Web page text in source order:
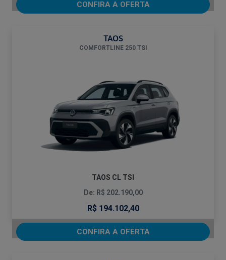
CONFIRA A OFERTA
TAOS
COMFORTLINE 250 TSI
TAOS CL TSI
De: R$ 202.190,00
R$ 194.102,40
CONFIRA A OFERTA